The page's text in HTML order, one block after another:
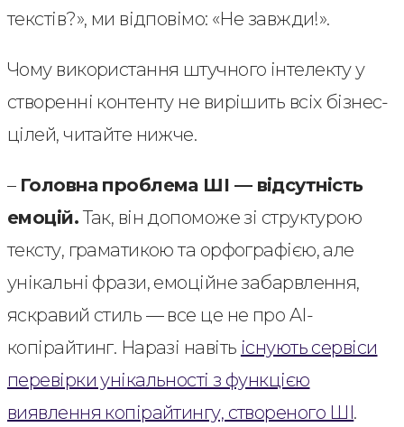
текстів?», ми відповімо: «Не завжди!».
Чому використання штучного інтелекту у
створенні контенту не вирішить всіх бізнес-
цілей, читайте нижче.
– Головна проблема ШІ — відсутність
емоцій.Так, він допоможе зі структурою
тексту, граматикою та орфографією, але
унікальні фрази, емоційне забарвлення,
яскравий стиль — все це не про AI-
копірайтинг. Наразі навіть існують сервіси
перевірки унікальності з функцією
виявлення копірайтингу, створеного ШІ.